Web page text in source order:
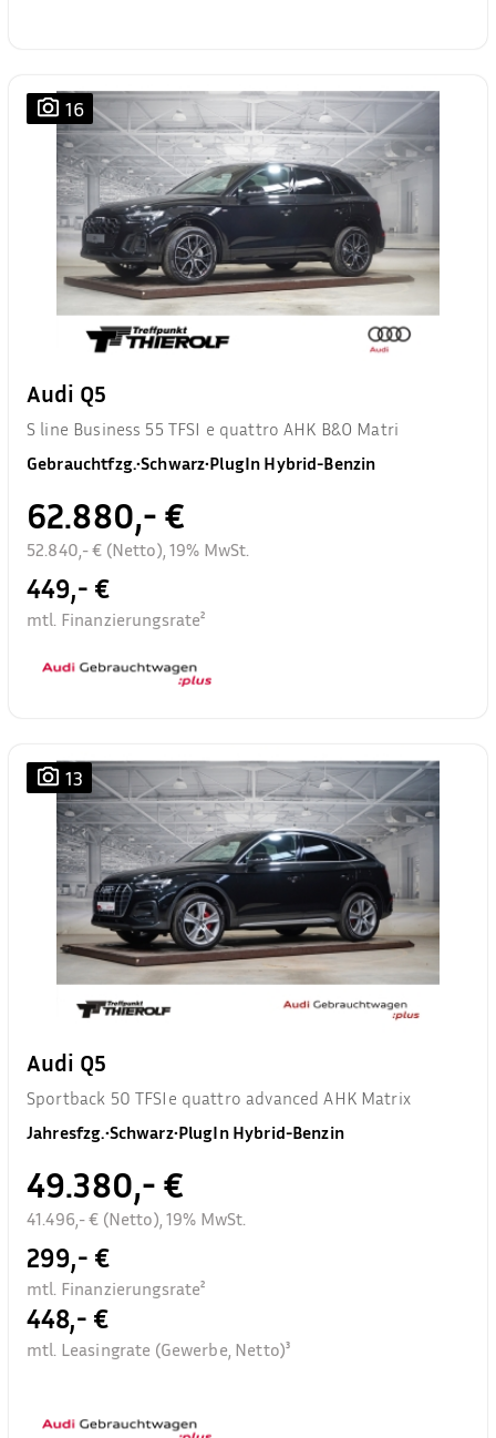
16
Audi Q5
S line Business 55 TFSI e quattro AHK B&O Matri
Gebrauchtfzg.•Schwarz•PlugIn Hybrid-Benzin
62.880,- €
52.840,- € (Netto), 19% MwSt.
449,- €
mtl. Finanzierungsrate²
13
Audi Q5
Sportback 50 TFSIe quattro advanced AHK Matrix
Jahresfzg.•Schwarz•PlugIn Hybrid-Benzin
49.380,- €
41.496,- € (Netto), 19% MwSt.
299,- €
mtl. Finanzierungsrate²
448,- €
mtl. Leasingrate (Gewerbe, Netto)³